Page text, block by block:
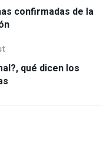
confirmadas de la
qué dicen los